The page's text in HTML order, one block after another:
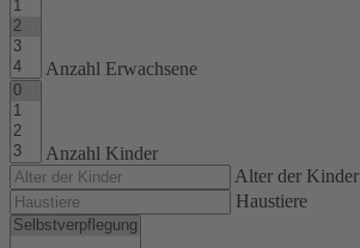
Anzahl Erwachsene
Anzahl Kinder
Alter der Kinder
Haustiere